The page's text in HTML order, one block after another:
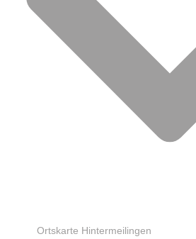
Ortskarte Hintermeilingen